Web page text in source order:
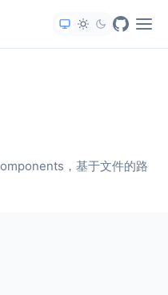
，基于文件的路